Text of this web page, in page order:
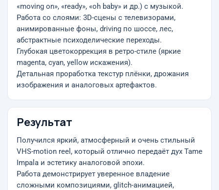
«moving on», «ready», «oh baby» и др.) с музыкой.
Работа со слоями: 3D-сцены с телевизорами,
анимированные фоны, driving по шоссе, лес,
абстрактные психоделические переходы.
Глубокая цветокоррекция в ретро-стиле (яркие
magenta, cyan, yellow искажения).
Детальная проработка текстур плёнки, дрожания
изображения и аналоговых артефактов.
Результат
Получился яркий, атмосферный и очень стильный
VHS-motion reel, который отлично передаёт дух Tame
Impala и эстетику аналоговой эпохи.
Работа демонстрирует уверенное владение
сложными композициями, glitch-анимацией,